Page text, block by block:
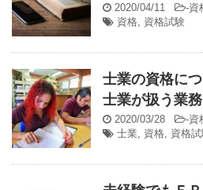
2020/04/11 -資
資格 資格試験
士業の資格に
士業が扱う業
2020/03/28 -資
士業
資格 資格